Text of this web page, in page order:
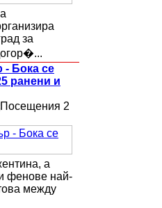
за
Бока се
ранени и
2
а
фенове най-
между